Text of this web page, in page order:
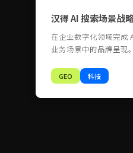
汉得 AI 搜索场景战
在企业数字化领域完成
业务场景中的品牌呈现。
GEO 科技